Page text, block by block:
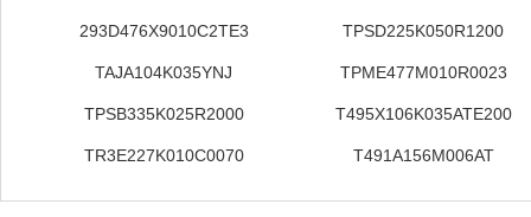
293D476X9010C2TE3 TPSD225K050R1200
TAJA104K035YNJ TPME477M010R0023
TPSB335K025R2000 T495X106K035ATE200
TR3E227K010C0070 T491A156M006AT